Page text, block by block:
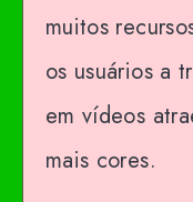
muitos
os usuários a
em vídeos
mais cores.